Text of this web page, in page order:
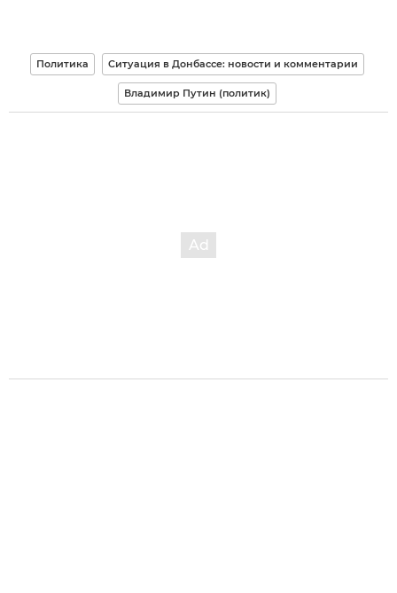
Политика Ситуация в Донбассе: новости и комментарии
Владимир Путин (политик)